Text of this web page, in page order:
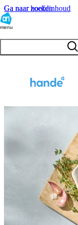
Ga naar hoofdinhoud
Ga naar zoeken
menu